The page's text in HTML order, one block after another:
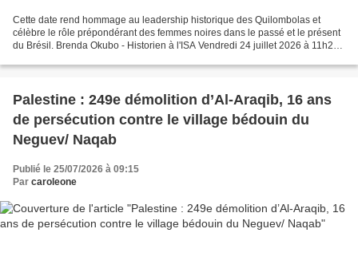
Cette date rend hommage au leadership historique des Quilombolas et
célèbre le rôle prépondérant des femmes noires dans le passé et le présent
du Brésil. Brenda Okubo - Historien à l'ISA Vendredi 24 juillet 2026 à 11h20
Palestine : 249e démolition d’Al-Araqib, 16 ans
de persécution contre le village bédouin du
Neguev/ Naqab
Publié le 25/07/2026 à 09:15
Par caroleone